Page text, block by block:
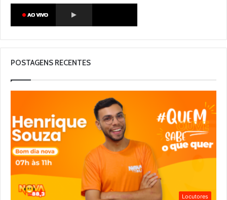
POSTAGENS RECENTES
Locutores